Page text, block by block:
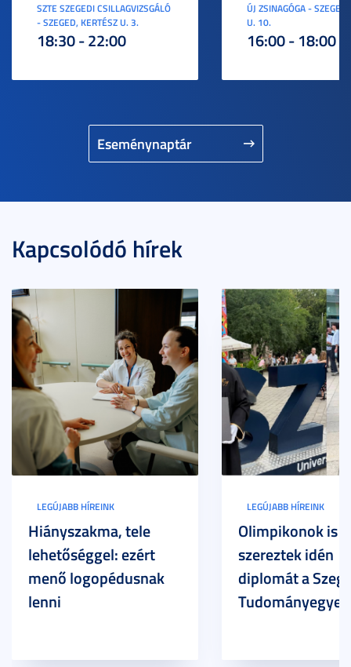
Eseménynaptár
SZTE SZEGEDI CSILLAGVIZSGÁLÓ
- SZEGED, KERTÉSZ U. 3.
18:30 - 22:00
ÚJ ZSINAGÓGA -
U. 10.
16:00 - 18:00
Kapcsolódó hírek
LEGÚJABB HÍREINK
Hiányszakma, tele
lehetőséggel: ezért
menő logopédusnak
lenni
LEGÚJABB HÍREINK
Olimpikonok is
szereztek idén
diplomát a